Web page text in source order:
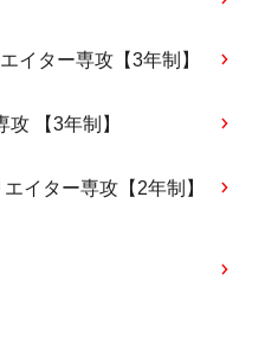
イター専攻【3年制】
【3年制】
イター専攻【2年制】